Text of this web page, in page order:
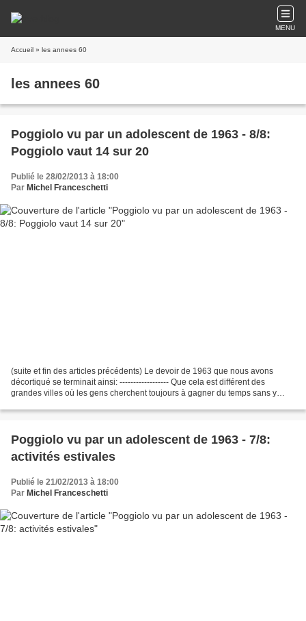
MENU
Accueil » les annees 60
les annees 60
Poggiolo vu par un adolescent de 1963 - 8/8:
Poggiolo vaut 14 sur 20
Publié le 28/02/2013 à 18:00
Par Michel Franceschetti
(suite et fin des articles précédents) Le devoir de 1963 que nous avons
décortiqué se terminait ainsi: ------------------ Que cela est différent des
grandes villes où les gens cherchent toujours à gagner du temps sans y
Poggiolo vu par un adolescent de 1963 - 7/8:
activités estivales
Publié le 21/02/2013 à 18:00
Par Michel Franceschetti